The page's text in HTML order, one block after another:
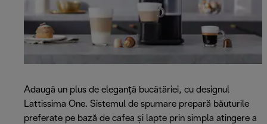
Adaugă un plus de eleganță bucătăriei, cu designul
Lattissima One. Sistemul de spumare prepară băuturile
preferate pe bază de cafea și lapte prin simpla atingere a